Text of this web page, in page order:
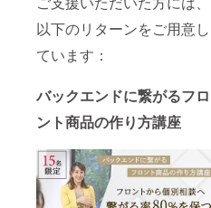
以下のリターンをご用意し
ています：
バックエンドに繋がるフロ
ント商品の作り方講座